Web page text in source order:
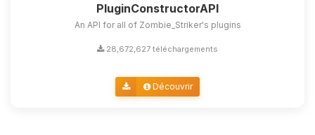
PluginConstructorAPI
An API for all of Zombie_Striker's plugins
28,672,627 téléchargements
Découvrir